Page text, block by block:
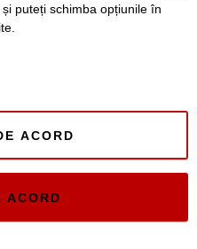
Cookie-urilor
puteți schimba opțiunile în
ACORD
ACORD